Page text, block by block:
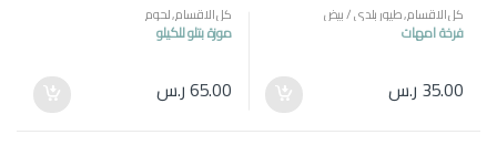
كل الاقسام,طيور بلدي / بيض
فرخة امهات
35.00 ر.س
كل الاقسام,لحوم
موزة بتلو للكيلو
65.00ر.س